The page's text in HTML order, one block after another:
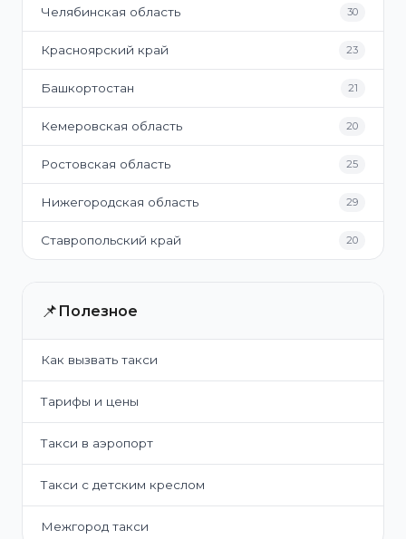
Челябинская область 30
Красноярский край 23
Башкортостан 21
Кемеровская область 20
Ростовская область 25
Нижегородская область 29
Ставропольский край 20
📌 Полезное
Как вызвать такси
Тарифы и цены
Такси в аэропорт
Такси с детским креслом
Межгород такси